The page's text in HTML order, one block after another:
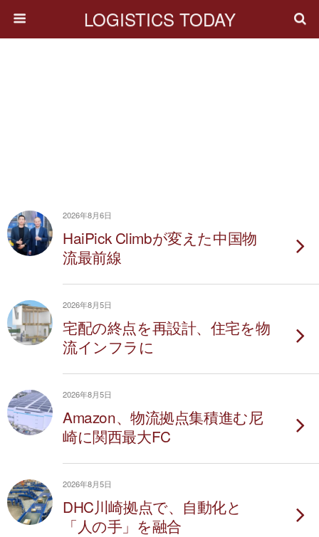
LOGISTICS TODAY
2026年8月6日
HaiPick Climbが変えた中国物
流最前線
2026年8月5日
宅配の終点を再設計、住宅を物
流インフラに
2026年8月5日
Amazon、物流拠点集積進む尼
崎に関西最大FC
2026年8月5日
DHC川崎拠点で、自動化と
「人の手」を融合